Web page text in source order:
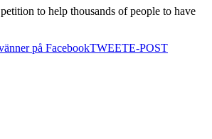
to help thousands of people to have
på FacebookTWEETE-POST